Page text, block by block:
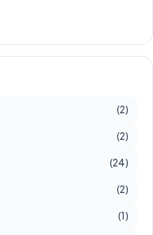
(2)
(2)
(24)
(2)
(1)